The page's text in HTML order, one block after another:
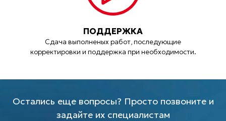
ПОДДЕРЖКА
Сдача выполненых работ, последующие
корректировки и поддержка при необходимости.
Остались еще вопросы? Просто позвоните и
задайте их специалистам